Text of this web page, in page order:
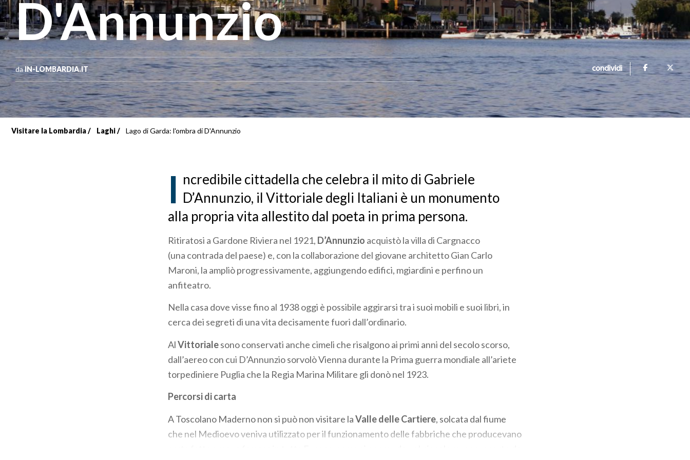
D'Annunzio
daIN-LOMBARDIA.IT condividi
Visitare la Lombardia Laghi Lago di Garda: l'ombra di D'Annunzio
I ncredibile cittadella che celebra il mito di Gabriele
D’Annunzio, il Vittoriale degli Italiani è un monumento
alla propria vita allestito dal poeta in prima persona.
Ritiratosi a Gardone Riviera nel 1921, D’Annunzio acquistò la villa di Cargnacco
(una contrada del paese) e, con la collaborazione del giovane architetto Gian Carlo
Maroni, la ampliò progressivamente, aggiungendo edifici, mgiardini e perfino un
anfiteatro.
Nella casa dove visse fino al 1938 oggi è possibile aggirarsi tra i suoi mobili e suoi libri, in
cerca dei segreti di una vita decisamente fuori dall’ordinario.
AlVittorialesono conservati anche cimeli che risalgono ai primi anni del secolo scorso,
dall’aereo con cui D’Annunzio sorvolò Vienna durante la Prima guerra mondiale all’ariete
torpediniere Puglia che la Regia Marina Militare gli donò nel 1923.
Percorsi di carta
A Toscolano Maderno non si può non visitare laValle delle Cartiere, solcata dal fiume
che nel Medioevo veniva utilizzato per il funzionamento delle fabbriche che producevano